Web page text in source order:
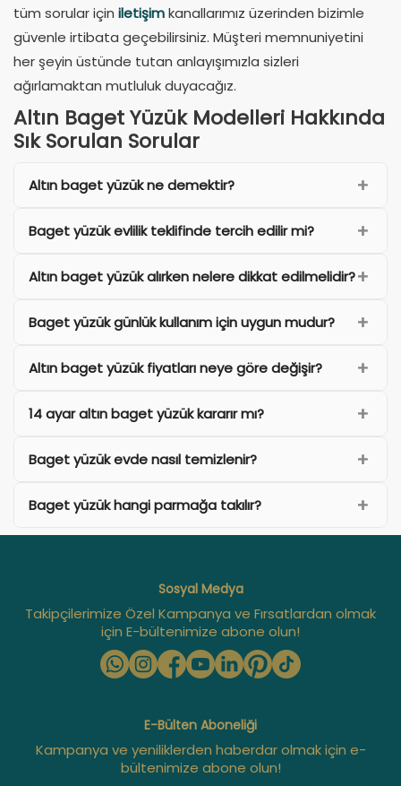
tüm sorular için iletişimkanallarımız üzerinden bizimle
güvenle irtibata geçebilirsiniz. Müşteri memnuniyetini
her şeyin üstünde tutan anlayışımızla sizleri
ağırlamaktan mutluluk duyacağız.
Altın Baget Yüzük Modelleri Hakkında
Sık Sorulan Sorular
Altın baget yüzük ne demektir?
Baget yüzük evlilik teklifinde tercih edilir mi?
Altın baget yüzük alırken nelere dikkat edilmelidir?
Baget yüzük günlük kullanım için uygun mudur?
Altın baget yüzük fiyatları neye göre değişir?
14 ayar altın baget yüzük kararır mı?
Baget yüzük evde nasıl temizlenir?
Baget yüzük hangi parmağa takılır?
Sosyal Medya
Takipçilerimize Özel Kampanya ve Fırsatlardan olmak
için E-bültenimize abone olun!
E-Bülten Aboneliği
Kampanya ve yeniliklerden haberdar olmak için e-
bültenimize abone olun!